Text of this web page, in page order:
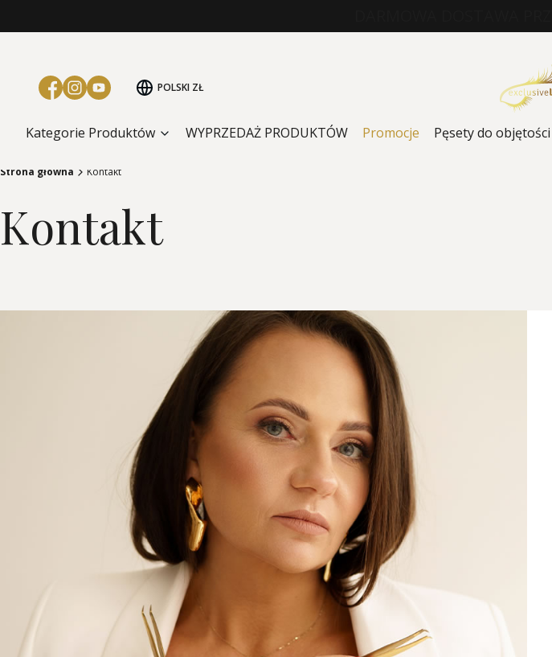
POLSKI ZŁ
Kategorie Produktów WYPRZEDAŻ PRODUKTÓW Promocje Pęsety do objętości
Strona główna Kontakt
Kontakt